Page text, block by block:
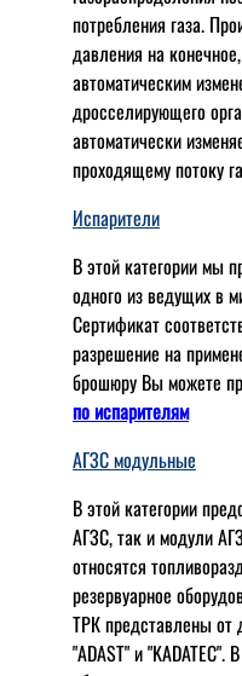
потребления газа.
давления на
автоматическим
дросселирующего
автоматически
проходящему потоку
Испарители
В этой категории мы
одного из ведущих в
Сертификат
разрешение на
брошюру Вы можете
по испарителям
АГЗС модульные
В этой категории
АГЗС, так и модули
относятся
резервуарное
ТРК представлены от
"ADAST" и "KADATEC".